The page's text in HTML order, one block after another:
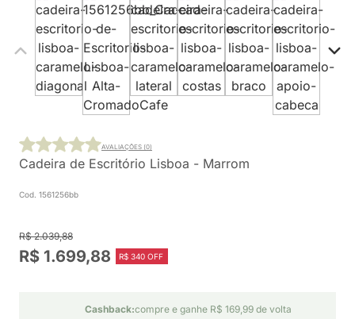
Cadeira de Escritório Lisboa - Marrom
Cod. 1561256bb
AVALIAÇÕES (0)
R$ 2.039,88
R$ 1.699,88 R$ 340 OFF
Cashback:compre e ganhe R$ 169,99 de volta